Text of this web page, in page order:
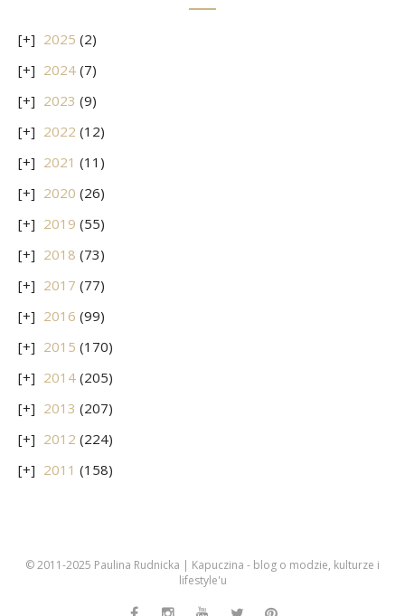
2025 (2)
2024 (7)
2023 (9)
2022 (12)
2021 (11)
2020 (26)
2019 (55)
2018 (73)
2017 (77)
2016 (99)
2015 (170)
2014 (205)
2013 (207)
2012 (224)
2011 (158)
© 2011-2025 Paulina Rudnicka | Kapuczina - blog o modzie, kulturze i
lifestyle'u